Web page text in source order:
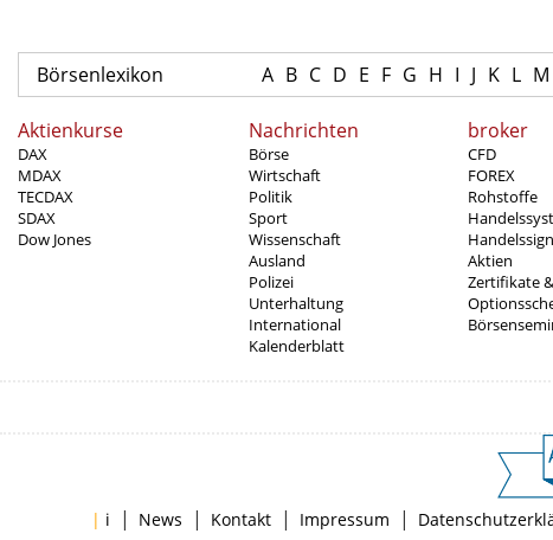
Börsenlexikon A B C D E F G H I J K L M
Aktienkurse
DAX
MDAX
TECDAX
SDAX
Dow Jones
Nachrichten
Börse
Wirtschaft
Politik
Sport
Wissenschaft
Ausland
Polizei
Unterhaltung
International
Kalenderblatt
broker
CFD
FOREX
Rohstoffe
Aktien
Zertifikate &
| i | News | Kontakt | Impressum |